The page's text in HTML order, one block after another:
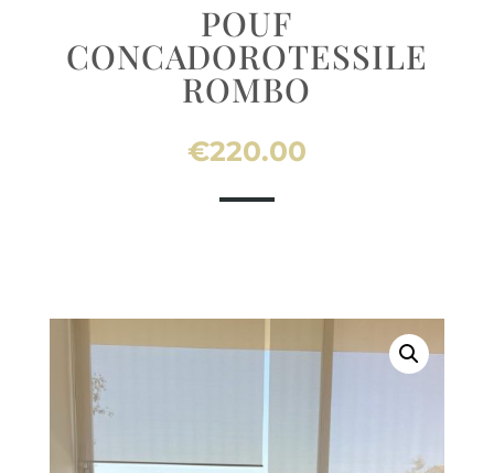
POUF
CONCADOROTESSILE
ROMBO
€220.00